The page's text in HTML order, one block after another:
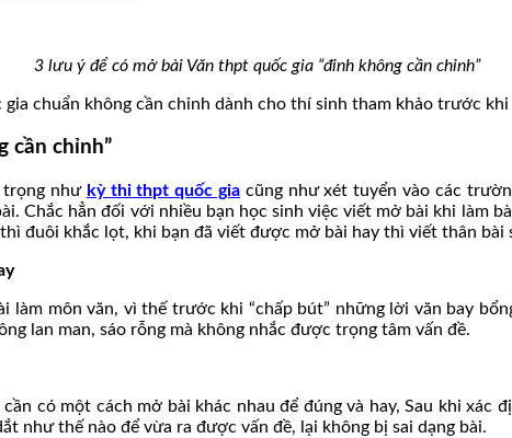
3 lưu ý để có mở bài Văn thpt quốc gia “đỉnh không cần chỉnh”
chuẩn không cần chỉnh dành cho thí sinh tham khảo trước
cần chỉnh”
trọng như kỳ thi thpt quốc gia cũng như xét tuyển vào các
Chắc hẳn đối với nhiều bạn học sinh việc viết mở bài khi làm
đuôi khắc lọt, khi bạn đã viết được mở bài hay thì viết thân bài
làm môn văn, vì thế trước khi “chấp bút” những lời văn bay
lan man, sáo rỗng mà không nhắc được trọng tâm vấn đề.
có một cách mở bài khác nhau để đúng và hay, Sau khi xác
như thế nào để vừa ra được vấn đề, lại không bị sai dạng bài.